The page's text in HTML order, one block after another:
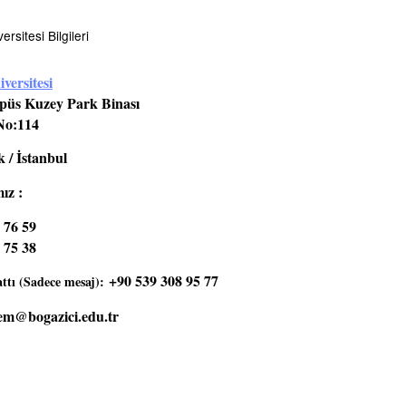
Bilgileri
Kuzey Park Binası
/ İstanbul
:
59
38
(Sadece mesaj): +90 539 308 95 77